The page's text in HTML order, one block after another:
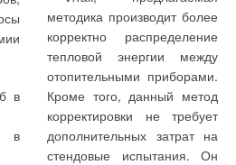
в
в
методика производит более
корректно распределение
тепловой энергии между
отопительными приборами.
Кроме того, данный метод
корректировки не требует
дополнительных затрат на
стендовые испытания. Он